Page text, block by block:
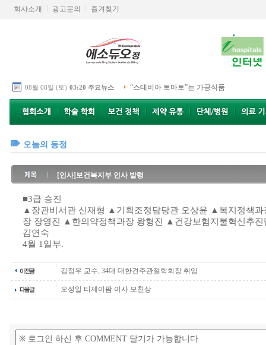
회사소개 광고문의 즐겨찾기
08월 08일 (토) 03:20 주요뉴스 “스테비아 토마토”는 가공식품
오늘의 동정
[인사]보건복지부 인사 발령
■3급 승진
▲장관비서관 신재형 ▲기획조정담당관 오상윤 ▲복지정책
장 장영진 ▲한의약정책과장 왕형진 ▲건강보험지불혁신추
김연숙
4월 1일부.
김정우 교수, 34대 대한견주관절학회장 취임
오성일 티제이팜 이사 모친상